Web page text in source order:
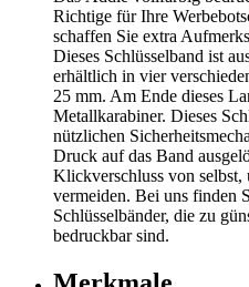
Richtige für Ihre
schaffen Sie extra
Dieses Schlüsselband ist
erhältlich in vier
25 mm. Am Ende dieses
Metallkarabiner. Dieses
nützlichen
Druck auf das Band
Klickverschluss von selbst,
vermeiden. Bei uns finden
Schlüsselbänder, die zu
bedruckbar sind.